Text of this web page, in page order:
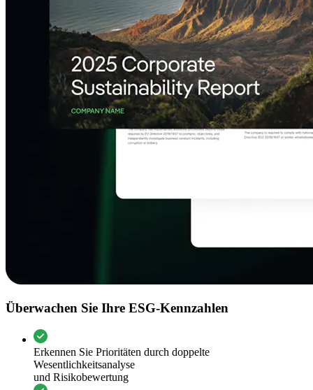
Überwachen Sie Ihre ESG-Kennzahlen
Erkennen Sie Prioritäten durch doppelte
Wesentlichkeitsanalyse
und Risikobewertung